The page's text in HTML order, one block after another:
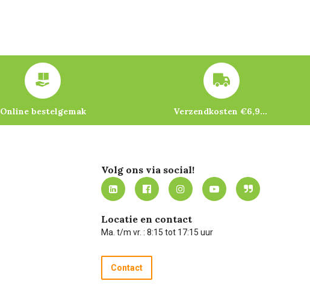
Online bestelgemak Verzendkosten €6,95 – gratis bij je eerste bestelling vanaf €200
Volg ons via social!
Locatie en contact
Ma. t/m vr. : 8:15 tot 17:15 uur
Contact